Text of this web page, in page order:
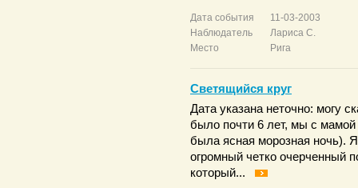
Дата события
11-03-2003
Наблюдатель
Лариса С.
Место
Рига
Светящийся круг
Дата указана неточно: могу
было почти 6 лет, мы с
была ясная морозная ночь).
огромный четко очерченный
который...